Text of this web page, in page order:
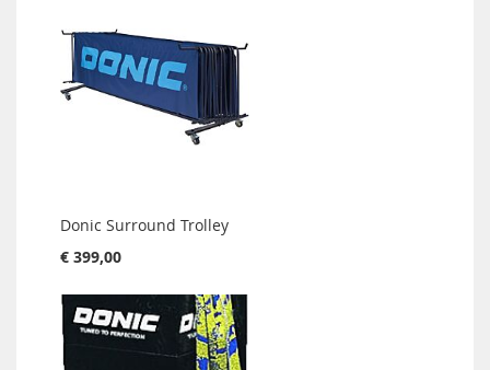
Donic Surround Trolley
€ 399,00